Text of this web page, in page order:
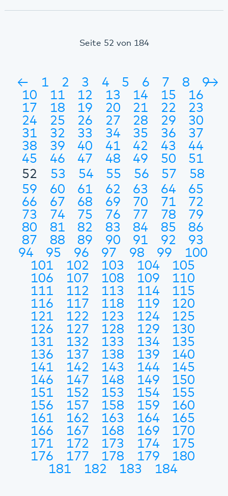
Seite 52 von 184
← 1 2 3 4 5 6 7 8
9
10
11 12 13 14 15
16
17
18 19 20 21 22
23
24
25 26 27 28 29
30
31
32 33 34 35 36
37
38
39 40 41 42 43
44
45
46 47 48 49 50
51
52
53 54 55 56 57
58
59
60 61 62 63 64
65
66
67 68 69 70 71
72
73
74 75 76 77 78
79
80
81 82 83 84 85
86
87
88 89 90 91 92
93
94
95 96 97 98 99
100
101
102 103 104
105
106
107 108 109
110
111
112 113 114
115
116
117 118 119
120
121
122 123 124
125
126
127 128 129
130
131
132 133 134
135
136
137 138 139
140
141
142 143 144
145
146
147 148 149
150
151
152 153 154
155
156
157 158 159
160
161
162 163 164
165
166
167 168 169
170
171
172 173 174
175
176
177 178 179
180
181
182 183 184
→